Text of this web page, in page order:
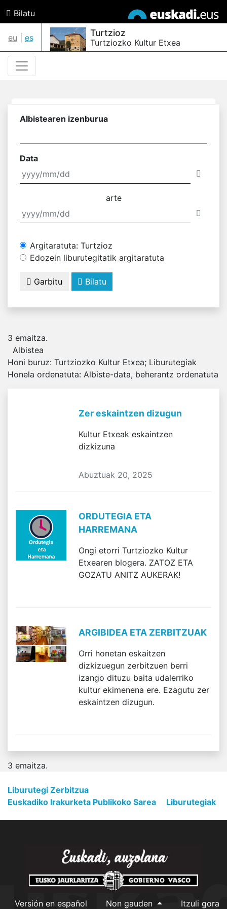
Bilatu
eu es Turtzioz
Turtziozko Kultur Etxea
Albistearen izenburua
Data
arte
Argitaratuta: Turtzioz
Edozein liburutegitatik argitaratuta
Garbitu Bilatu
3 emaitza.
Albistea
Honi buruz: Turtziozko Kultur Etxea; Liburutegiak
Honela ordenatuta: Albiste-data, beherantz ordenatuta
Zer eskaintzen dizugun
Kultur Etxeak eskaintzen
dizkizuna
Abuztuak 20, 2025
ORDUTEGIA ETA
HARREMANA
Ongi etorri Turtziozko Kultur
Etxearen blogera. ZATOZ ETA
GOZATU ANITZ AUKERAK!
ARGIBIDEA ETA ZERBITZUAK
Orri honetan eskaitzen
dizkizuegun zerbitzuen berri
izango dituzu baita udalerriko
kultur ekimenena ere. Ezagutu zer
eskaintzen dizugun.
3 emaitza.
Liburutegi Zerbitzua
Euskadiko Irakurketa Publikoko Sarea
Liburutegiak
Versión en español Non gauden Itzuli gora